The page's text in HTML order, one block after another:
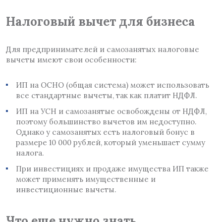
Налоговый вычет для бизнеса
Для предпринимателей и самозанятых налоговые
вычеты имеют свои особенности:
ИП на ОСНО (общая система) может использовать
все стандартные вычеты, так как платит НДФЛ.
ИП на УСН и самозанятые освобождены от НДФЛ,
поэтому большинство вычетов им недоступно.
Однако у самозанятых есть налоговый бонус в
размере 10 000 рублей, который уменьшает сумму
налога.
При инвестициях и продаже имущества ИП также
может применять имущественные и
инвестиционные вычеты.